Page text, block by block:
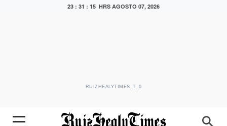
23 : 31 : 16 HRS AGOSTO 07, 2026
RUIZHEALYTIMES_T_0